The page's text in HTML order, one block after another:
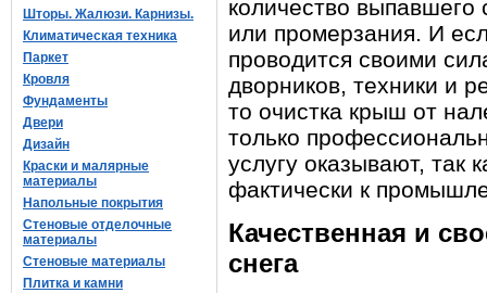
Шторы. Жалюзи. Карнизы.
Климатическая техника
Паркет
Кровля
Фундаменты
Двери
Дизайн
Краски и малярные
материалы
Напольные покрытия
Стеновые отделочные
материалы
Стеновые материалы
Плитка и камни
количество выпавшего
или промерзания. И
проводится своими
дворников, техники и
то очистка крыш от
только
услугу оказывают, так
фактически к
Качественная и
снега